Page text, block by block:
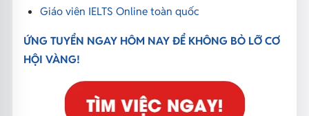
Giáo viên IELTS Online toàn quốc
ỨNG TUYỂN NGAY HÔM NAY ĐỂ KHÔNG BỎ LỠ CƠ
HỘI VÀNG!